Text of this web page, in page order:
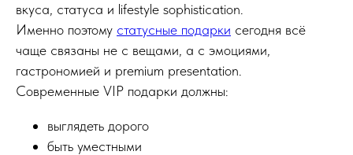
вкуса, статуса и lifestyle sophistication.
Именно поэтому статусные подарки сегодня всё
чаще связаны не с вещами, а с эмоциями,
гастрономией и premium presentation.
Современные VIP подарки должны:
выглядеть дорого
быть уместными